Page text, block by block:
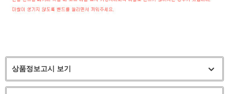
상품정보고시 보기